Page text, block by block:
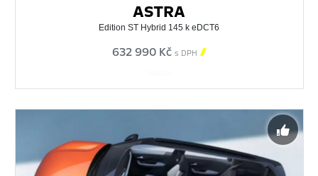
ASTRA
Edition ST Hybrid 145 k eDCT6
632 990 Kč s DPH 